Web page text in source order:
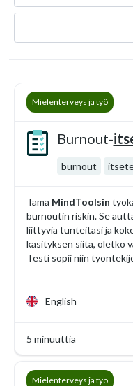
Burnout-
burnout
Tämä MindToolsin
burnoutin riskin. Se
liittyviä tunteitasi ja
käsityksen siitä, oletko
Testi sopii niin
English
5 minuuttia
Mielenterveys ja työ
Mielenterveys ja työ